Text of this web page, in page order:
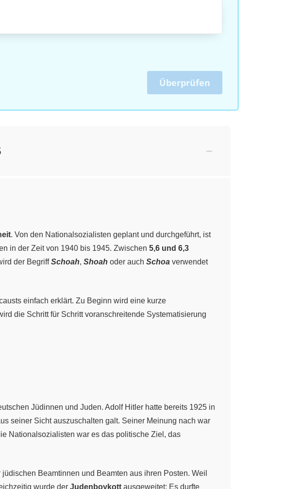
Überprüfen
. Von den Nationalsozialisten geplant und durchgeführt, ist
in der Zeit von 1940 bis 1945. Zwischen 5,6 und 6,3
der BegriffSchoah, Shoah oder auch Schoa verwendet
einfach erklärt. Zu Beginn wird eine kurze
die Schritt für Schritt voranschreitende Systematisierung
Jüdinnen und Juden. Adolf Hitler hatte bereits 1925 in
seiner Sicht auszuschalten galt. Seiner Meinung nach war
Nationalsozialisten war es das politische Ziel, das
Beamtinnen und Beamten aus ihren Posten. Weil
wurde der Judenboykott ausgeweitet: Es durfte